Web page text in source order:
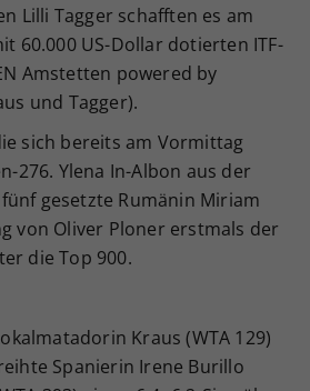
Lilli Tagger schafften es am
60.000 US-Dollar dotierten ITF-
Amstetten powered by
und Tagger).
sich bereits am Vormittag
276. Ylena In-Albon aus der
gesetzte Rumänin Miriam
von Oliver Ploner erstmals der
die Top 900.
Kraus (WTA 129)
Spanierin Irene Burillo